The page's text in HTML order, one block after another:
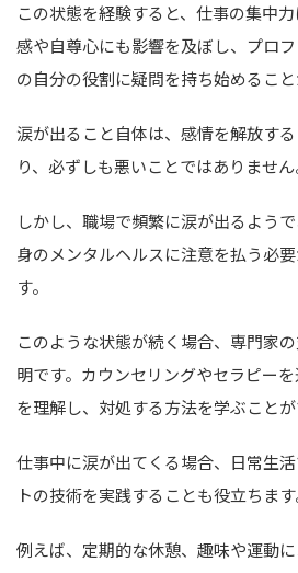
この状態を経験すると、仕事の集中
感や自尊心にも影響を及ぼし、プロ
の自分の役割に疑問を持ち始めること
涙が出ること自体は、感情を解放す
り、必ずしも悪いことではありません
しかし、職場で頻繁に涙が出るよう
身のメンタルヘルスに注意を払う必
す。
このような状態が続く場合、専門家
明です。カウンセリングやセラピー
を理解し、対処する方法を学ぶことが
仕事中に涙が出てくる場合、日常生
トの技術を実践することも役立ちます
例えば、定期的な休憩、趣味や運動